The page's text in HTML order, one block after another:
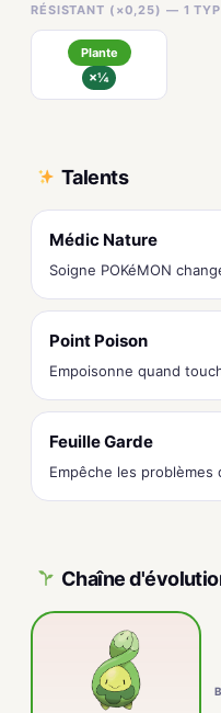
RÉSISTANT (×0,25) — 1
Plante
×¼
Talents
Médic Nature
Soigne POKéMON
Point Poison
Empoisonne quand
Feuille Garde
Empêche les problèmes
Chaîne